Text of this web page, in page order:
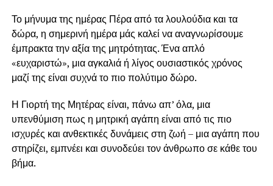
Το μήνυμα της ημέρας Πέρα από τα λουλούδια και τα
δώρα, η σημερινή ημέρα μάς καλεί να αναγνωρίσουμε
έμπρακτα την αξία της μητρότητας. Ένα απλό
«ευχαριστώ», μια αγκαλιά ή λίγος ουσιαστικός χρόνος
μαζί της είναι συχνά το πιο πολύτιμο δώρο.
Η Γιορτή της Μητέρας είναι, πάνω απ’ όλα, μια
υπενθύμιση πως η μητρική αγάπη είναι από τις πιο
ισχυρές και ανθεκτικές δυνάμεις στη ζωή – μια αγάπη που
στηρίζει, εμπνέει και συνοδεύει τον άνθρωπο σε κάθε του
βήμα.